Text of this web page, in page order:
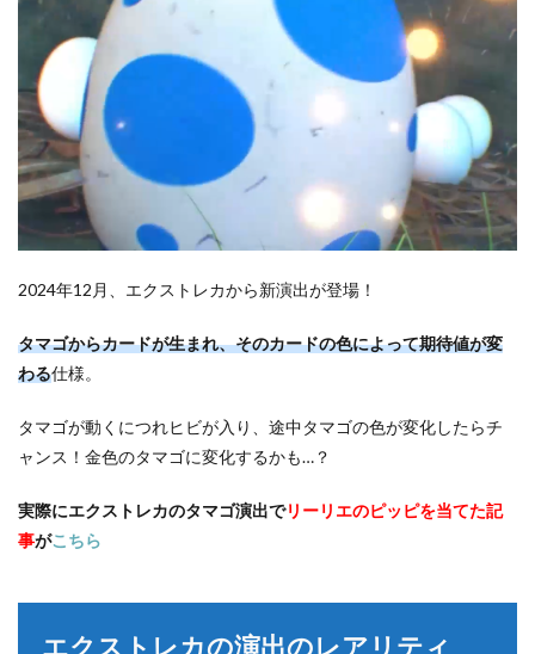
2024年12月、エクストレカから新演出が登場！
タマゴからカードが生まれ、そのカードの色によって期待値が変
わる仕様。
タマゴが動くにつれヒビが入り、途中タマゴの色が変化したらチ
ャンス！金色のタマゴに変化するかも…？
実際にエクストレカのタマゴ演出でリーリエのピッピを当てた記
事がこちら
エクストレカの演出のレアリティ